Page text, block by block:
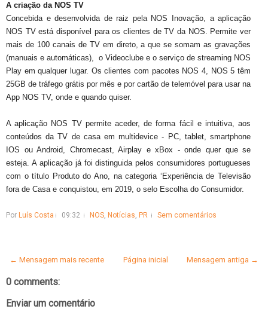
A criação da NOS TV
Concebida e desenvolvida de raiz pela NOS Inovação, a aplicação
NOS TV está disponível para os clientes de TV da NOS. Permite ver
mais de 100 canais de TV em direto, a que se somam as gravações
(manuais e automáticas), o Videoclube e o serviço de streaming NOS
Play em qualquer lugar. Os clientes com pacotes NOS 4, NOS 5 têm
25GB de tráfego grátis por mês e por cartão de telemóvel para usar na
App NOS TV, onde e quando quiser.
A aplicação NOS TV permite aceder, de forma fácil e intuitiva, aos
conteúdos da TV de casa em multidevice - PC, tablet, smartphone
IOS ou Android, Chromecast, Airplay e xBox - onde quer que se
esteja. A aplicação já foi distinguida pelos consumidores portugueses
com o título Produto do Ano, na categoria ‘Experiência de Televisão
fora de Casa e conquistou, em 2019, o selo Escolha do Consumidor.
Por Luís Costa 09:32 NOS, Notícias, PR Sem comentários
← Mensagem mais recente Mensagem antiga →
Página inicial
0 comments:
Enviar um comentário